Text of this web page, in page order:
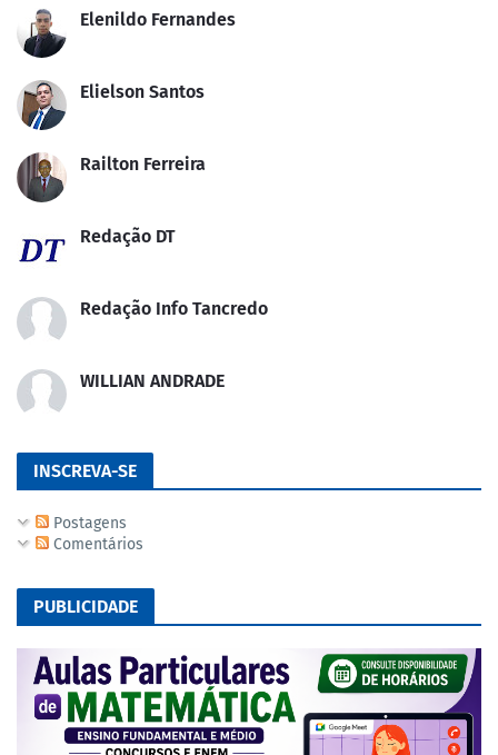
Elenildo Fernandes
Elielson Santos
Railton Ferreira
Redação DT
Redação Info Tancredo
WILLIAN ANDRADE
INSCREVA-SE
Postagens
Comentários
PUBLICIDADE